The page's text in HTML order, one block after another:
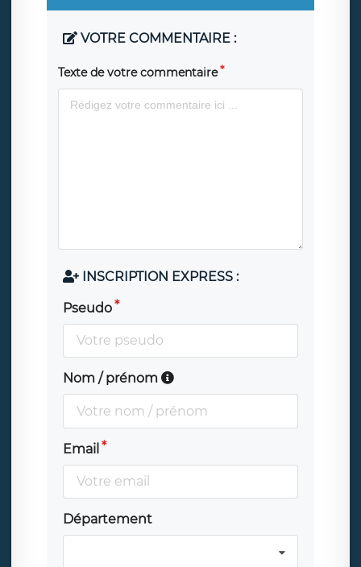
VOTRE COMMENTAIRE :
Texte de votre commentaire
INSCRIPTION EXPRESS :
Pseudo
Nom / prénom
Email
Département